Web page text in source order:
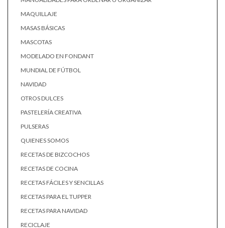
MAQUILLAJE
MASAS BÁSICAS
MASCOTAS
MODELADO EN FONDANT
MUNDIAL DE FÚTBOL
NAVIDAD
OTROS DULCES
PASTELERÍA CREATIVA
PULSERAS
QUIENES SOMOS
RECETAS DE BIZCOCHOS
RECETAS DE COCINA
RECETAS FÁCILES Y SENCILLAS
RECETAS PARA EL TUPPER
RECETAS PARA NAVIDAD
RECICLAJE